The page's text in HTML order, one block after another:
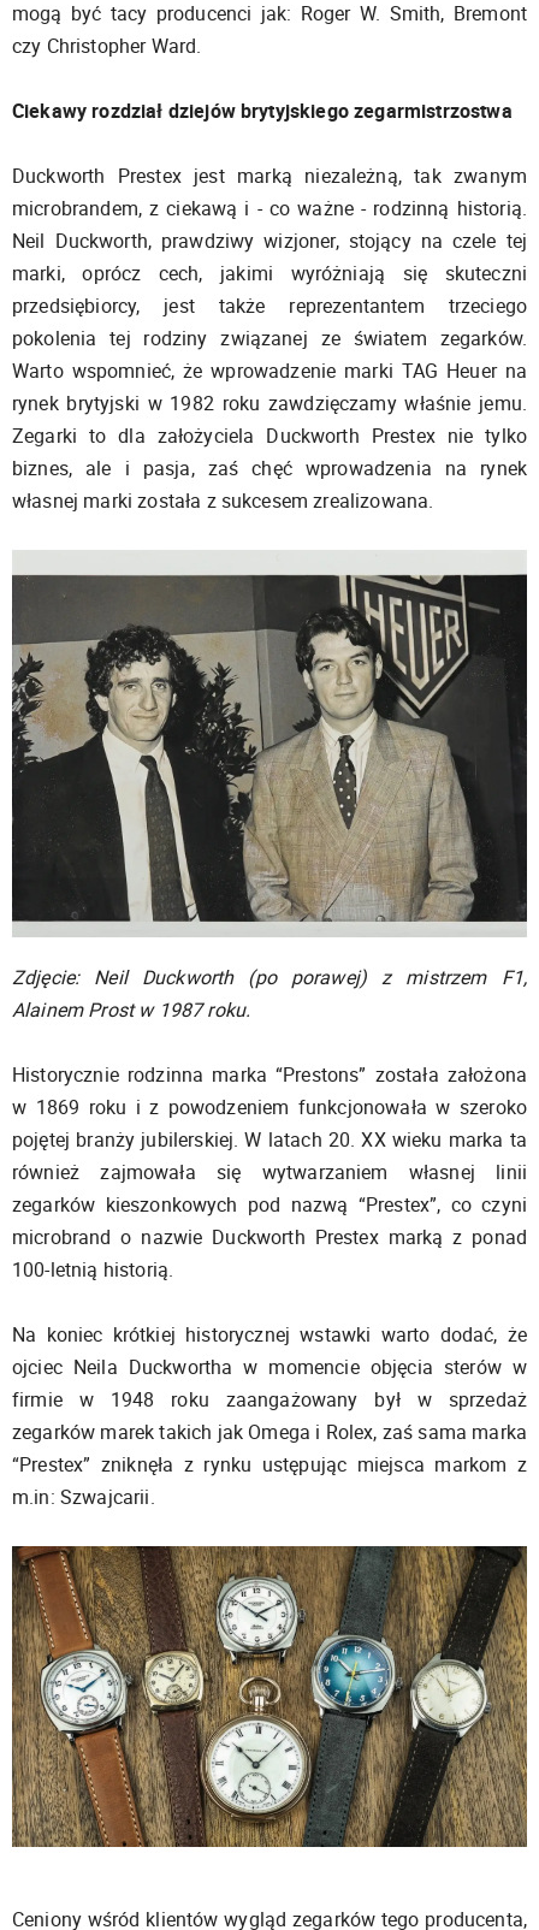
mogą być tacy producenci jak: Roger W. Smith, Bremont
czy Christopher Ward.
Ciekawy rozdział dziejów brytyjskiego zegarmistrzostwa
Duckworth Prestex jest marką niezależną, tak zwanym
microbrandem, z ciekawą i - co ważne - rodzinną historią.
Neil Duckworth, prawdziwy wizjoner, stojący na czele tej
marki, oprócz cech, jakimi wyróżniają się skuteczni
przedsiębiorcy, jest także reprezentantem trzeciego
pokolenia tej rodziny związanej ze światem zegarków.
Warto wspomnieć, że wprowadzenie marki TAG Heuer na
rynek brytyjski w 1982 roku zawdzięczamy właśnie jemu.
Zegarki to dla założyciela Duckworth Prestex nie tylko
biznes, ale i pasja, zaś chęć wprowadzenia na rynek
własnej marki została z sukcesem zrealizowana.
Zdjęcie: Neil Duckworth (po porawej) z mistrzem F1,
Alainem Prost w 1987 roku.
Historycznie rodzinna marka “Prestons” została założona
w 1869 roku i z powodzeniem funkcjonowała w szeroko
pojętej branży jubilerskiej. W latach 20. XX wieku marka ta
również zajmowała się wytwarzaniem własnej linii
zegarków kieszonkowych pod nazwą “Prestex”, co czyni
microbrand o nazwie Duckworth Prestex marką z ponad
100-letnią historią.
Na koniec krótkiej historycznej wstawki warto dodać, że
ojciec Neila Duckwortha w momencie objęcia sterów w
firmie w 1948 roku zaangażowany był w sprzedaż
zegarków marek takich jak Omega i Rolex, zaś sama marka
“Prestex” zniknęła z rynku ustępując miejsca markom z
m.in: Szwajcarii.
Ceniony wśród klientów wygląd zegarków tego producenta,